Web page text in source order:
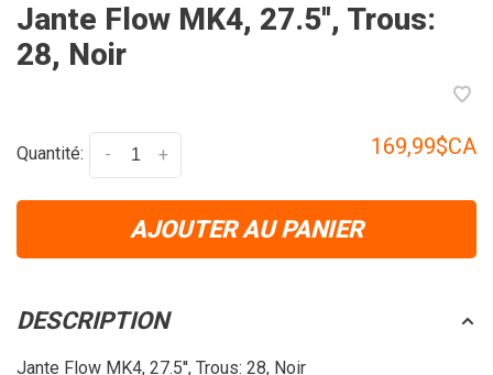
Jante Flow MK4, 27.5'', Trous:
28, Noir
Quantité: +
- 169,99$CA
AJOUTER AU PANIER
DESCRIPTION
Jante Flow MK4, 27.5'', Trous: 28, Noir